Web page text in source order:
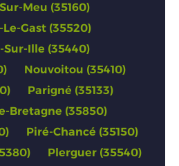
Meu (35160)
Gast (35520)
Ille (35440)
Nouvoitou (35410)
Parigné (35133)
Bretagne (35850)
Piré-Chancé (35150)
Plerguer (35540)